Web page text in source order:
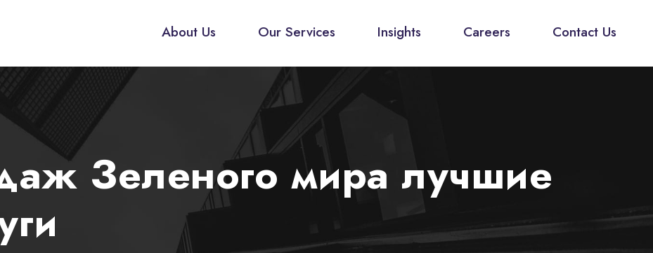
About Us Our Services Insights Careers Contact Us
Зеленого мира лучшие